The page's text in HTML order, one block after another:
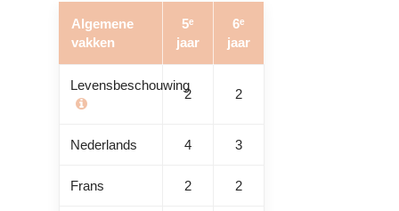
Algemene
vakken
5ᵉ
jaar
6ᵉ
jaar
Levensbeschouwing
2 2
Nederlands 4 3
Frans 2 2